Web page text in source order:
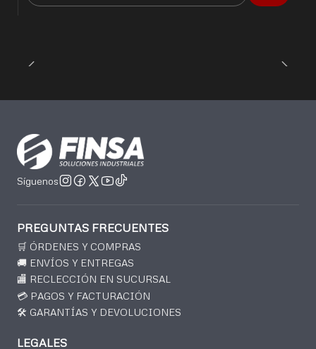
Síguenos
PREGUNTAS FRECUENTES
🛒 ÓRDENES Y COMPRAS
🚚 ENVÍOS Y ENTREGAS
🏬 RECLECCIÓN EN SUCURSAL
💳 PAGOS Y FACTURACIÓN
🛠️ GARANTÍAS Y DEVOLUCIONES
LEGALES